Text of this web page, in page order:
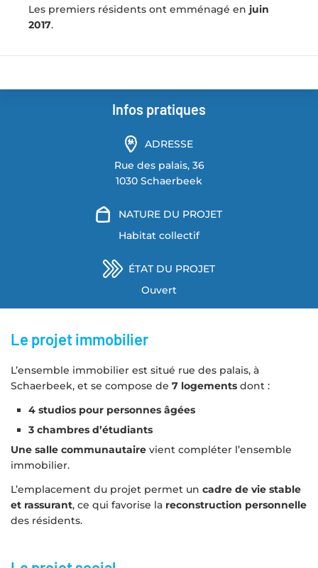
Les premiers résidents ont emménagé en juin
2017.
Infos pratiques
ADRESSE
Rue des palais, 36
1030 Schaerbeek
NATURE DU PROJET
Habitat collectif
ÉTAT DU PROJET
Ouvert
Le projet immobilier
L’ensemble immobilier est situé rue des palais, à
Schaerbeek, et se compose de 7 logements dont :
4 studios pour personnes âgées
3 chambres d’étudiants
Une salle communautaire vient compléter l’ensemble
immobilier.
L’emplacement du projet permet un cadre de vie stable
et rassurant, ce qui favorise la reconstruction personnelle
des résidents.